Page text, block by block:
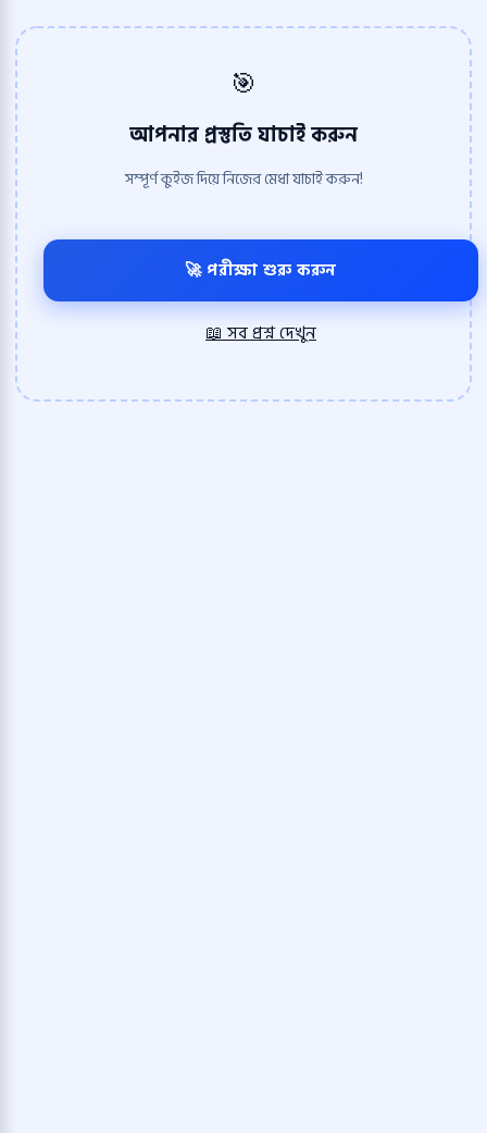
🎯
আপনার প্রস্তুতি যাচাই করুন
সম্পূর্ণ কুইজ দিয়ে নিজের মেধা যাচাই করুন!
🚀 পরীক্ষা শুরু করুন
📖 সব প্রশ্ন দেখুন